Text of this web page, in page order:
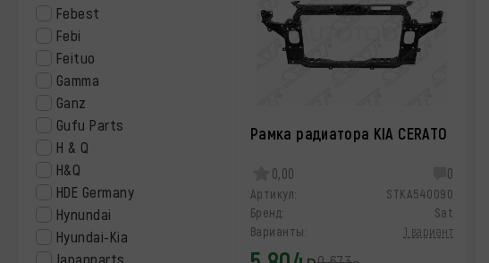
Febest
Febi
Feituo
Gamma
Ganz
Gufu Parts
H & Q
H&Q
HDE Germany
Hynundai
Hyundai-Kia
Japanparts
Рамка радиатора KIA CERATO
0,00 0
Артикул:
STKA540090
Бренд:
Sat
Варианты:
1 вариант